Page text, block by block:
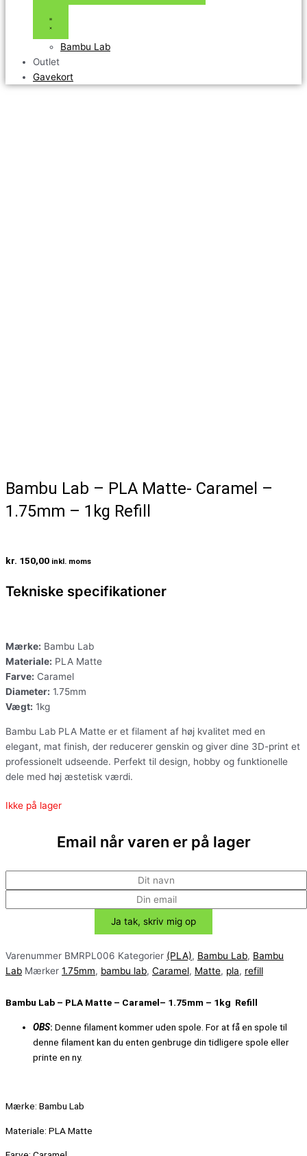
Bambu Lab
Outlet
Gavekort
Bambu Lab – PLA Matte- Caramel –
1.75mm – 1kg Refill
kr. 150,00 inkl. moms
Tekniske specifikationer
Mærke: Bambu Lab
Materiale: PLA Matte
Farve: Caramel
Diameter: 1.75mm
Vægt: 1kg
Bambu Lab PLA Matte er et filament af høj kvalitet med en
elegant, mat finish, der reducerer genskin og giver dine 3D-print et
professionelt udseende. Perfekt til design, hobby og funktionelle
dele med høj æstetisk værdi.
Ikke på lager
Email når varen er på lager
Varenummer BMRPL006 Kategorier (PLA), Bambu Lab, Bambu
Lab Mærker 1.75mm, bambu lab, Caramel, Matte, pla, refill
Bambu Lab – PLA Matte – Caramel– 1.75mm – 1kg Refill
OBS: Denne filament kommer uden spole. For at få en spole til
denne filament kan du enten genbruge din tidligere spole eller
printe en ny.
Mærke: Bambu Lab
Materiale: PLA Matte